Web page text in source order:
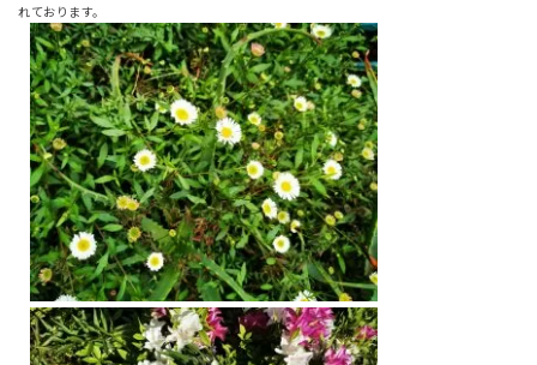
お問い合わせ
体験希望
れております。